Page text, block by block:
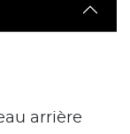
arrière